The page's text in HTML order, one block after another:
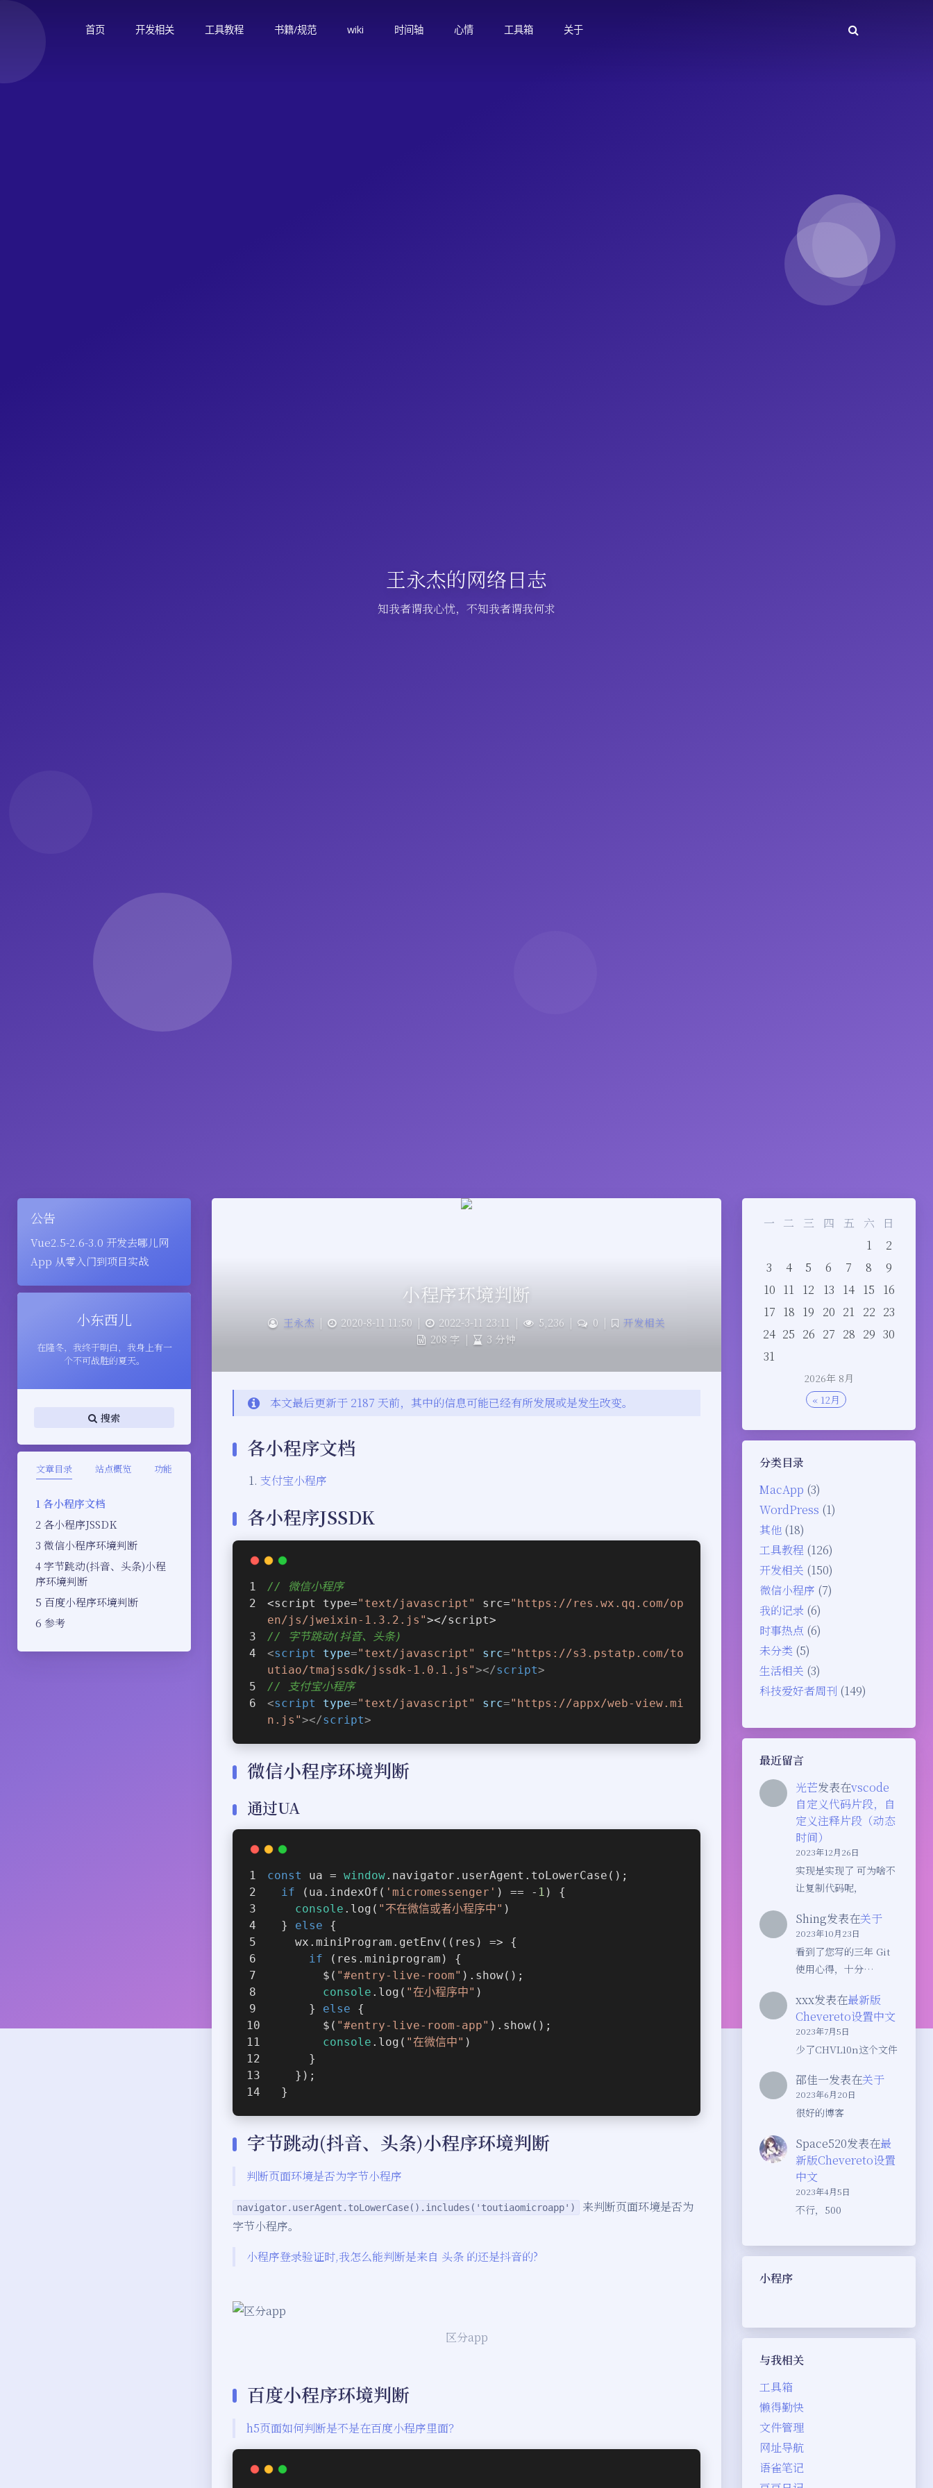
首页 开发相关 工具教程 书籍/规范 wiki 时间轴 心情 工具箱 关于
王永杰的网络日志
知我者谓我心忧，不知我者谓我何求
公告
Vue2.5-2.6-3.0 开发去哪儿网
App 从零入门到项目实战
小东西儿
在隆冬，我终于明白，我身上有一
个不可战胜的夏天。
搜索
文章目录 站点概览 功能
各小程序文档
各小程序JSSDK
微信小程序环境判断
字节跳动(抖音、头条)小程
序环境判断
百度小程序环境判断
参考
2026年 8月
一 二 三 四 五 六
日
1
2
3
4 5 6 7 8
9
10 11 12 13 14 15
16
17 18 19 20 21 22 23
24 25 26 27 28 29 30
31
« 12月
分类目录
MacApp (3)
WordPress (1)
其他 (18)
工具教程 (126)
开发相关 (150)
微信小程序 (7)
我的记录 (6)
时事热点 (6)
未分类 (5)
生活相关 (3)
科技爱好者周刊 (149)
最近留言
光芒发表在vscode
自定义代码片段，自
定义注释片段（动态
时间）
2023年12月26日
实现是实现了 可为啥不
让复制代码呢，
Shing发表在关于
2023年10月23日
看到了您写的三年 Git
使用心得，十分…
xxx发表在最新版
Chevereto设置中文
2023年7月5日
少了CHVL10n这个文件
邵佳一发表在关于
2023年6月20日
很好的博客
Space520发表在最
新版Chevereto设置
中文
2023年4月5日
不行，500
小程序
与我相关
工具箱
懒得勤快
文件管理
网址导航
语雀笔记
小程序环境判断
王永杰 | 2020-8-11 11:50 | 2022-3-11 23:11 | 5,236 | 0 |
开发相关
208 字 | 3 分钟
本文最后更新于 2187 天前，其中的信息可能已经有所发展或是发生改变。
各小程序文档
支付宝小程序
各小程序JSSDK
// 微信小程序
<script type="text/javascript" src="https://res.wx.qq.com/op
en/js/jweixin-1.3.2.js"></script>
// 字节跳动(抖音、头条)
<script type="text/javascript" src="https://s3.pstatp.com/to
utiao/tmajssdk/jssdk-1.0.1.js"></script>
// 支付宝小程序
<script type="text/javascript" src="https://appx/web-view.mi
n.js"></script>
微信小程序环境判断
通过UA
const ua = window.navigator.userAgent.toLowerCase();
if (ua.indexOf( 'micromessenger' ) == - 1 ) {
console .log( "不在微信或者小程序中" )
  }
else {
    wx.miniProgram.getEnv(
( res ) => {
if (res.miniprogram) {
        $(
"#entry-live-room" ).show();
console .log( "在小程序中" )
      }
else {
        $(
"#entry-live-room-app" ).show();
console .log( "在微信中" )
      }
    });
  }
字节跳动(抖音、头条)小程序环境判断
判断页面环境是否为字节小程序
navigator.userAgent.toLowerCase().includes('toutiaomicroapp')
来判断页面环境是否为
字节小程序。
小程序登录验证时,我怎么能判断是来自 头条 的还是抖音的?
区分app
百度小程序环境判断
h5页面如何判断是不是在百度小程序里面？